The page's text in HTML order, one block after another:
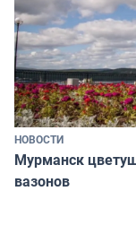
НОВОСТИ
Мурманск
вазонов